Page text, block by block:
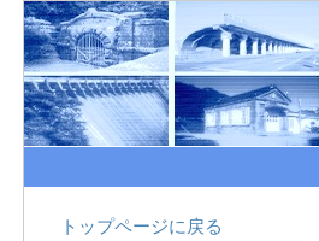
トップページに戻る